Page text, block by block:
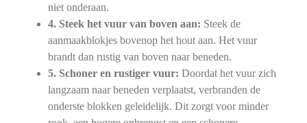
niet onderaan.
4. Steek het vuur van boven aan: Steek de
aanmaakblokjes bovenop het hout aan. Het vuur
brandt dan rustig van boven naar beneden.
5. Schoner en rustiger vuur: Doordat het vuur zich
langzaam naar beneden verplaatst, verbranden de
onderste blokken geleidelijk. Dit zorgt voor minder